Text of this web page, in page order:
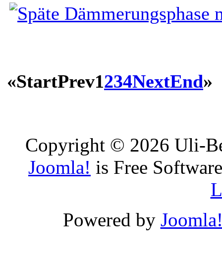
«StartPrev1234NextEnd»
Copyright © 2026 Uli-
Joomla! is Free
Powered by